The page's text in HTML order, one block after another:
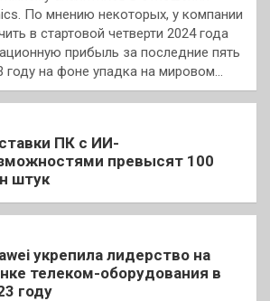
По мнению некоторых, у компании
в стартовой четверти 2024 года
прибыль за последние пять
году на фоне упадка на мировом…
ПК с ИИ-
превысят 100
штук
укрепила лидерство на
телеком-оборудования в
году